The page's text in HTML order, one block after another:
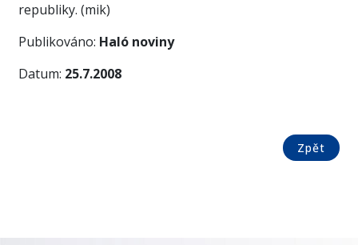
republiky. (mik)
Publikováno: Haló noviny
Datum: 25.7.2008
Zpět